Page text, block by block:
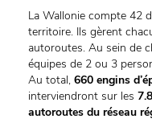
La Wallonie compte 42
territoire. Ils gèrent
autoroutes. Au sein de
équipes de 2 ou 3
Au total, 660 engins
interviendront sur les
autoroutes du réseau